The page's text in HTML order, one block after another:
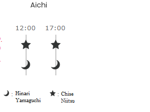
Aichi